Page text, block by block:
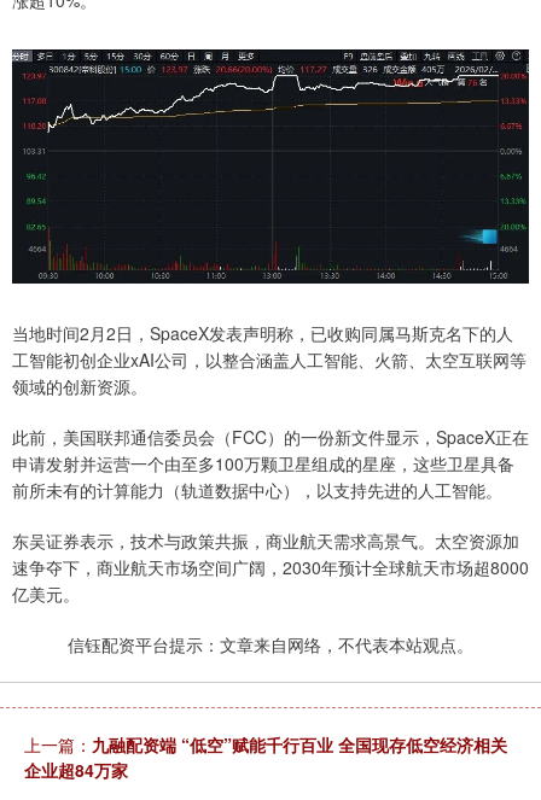
当地时间2月2日，SpaceX发表声明称，已收购同属马斯克名下的人
工智能初创企业xAI公司，以整合涵盖人工智能、火箭、太空互联网等
领域的创新资源。
此前，美国联邦通信委员会（FCC）的一份新文件显示，SpaceX正在
申请发射并运营一个由至多100万颗卫星组成的星座，这些卫星具备
前所未有的计算能力（轨道数据中心），以支持先进的人工智能。
东吴证券表示，技术与政策共振，商业航天需求高景气。太空资源加
速争夺下，商业航天市场空间广阔，2030年预计全球航天市场超8000
亿美元。
信钰配资平台提示：文章来自网络，不代表本站观点。
上一篇： 九融配资端 “低空”赋能千行百业 全国现存低空经济相关
企业超84万家